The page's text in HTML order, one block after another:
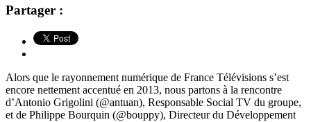
Partager :
Alors que le rayonnement numérique de France Télévisions s’est
encore nettement accentué en 2013, nous partons à la rencontre
d’Antonio Grigolini (@antuan), Responsable Social TV du groupe,
et de Philippe Bourquin (@bouppy), Directeur du Développement